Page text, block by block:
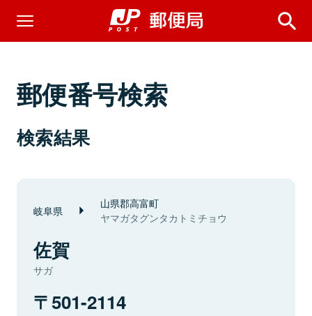
郵便番号検索
検索結果
岐阜県 山県郡高富町
ヤマガタグンタカトミチョウ
佐賀
サガ
501-2114